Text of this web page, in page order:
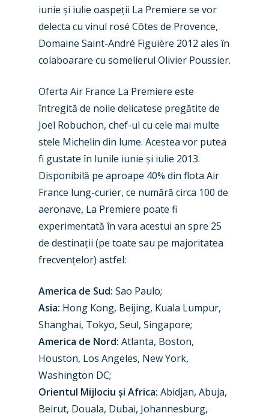
iunie și iulie oaspeții La Premiere se vor
delecta cu vinul rosé Côtes de Provence,
Domaine Saint-André Figuière 2012 ales în
colaboarare cu somelierul Olivier Poussier.
Oferta Air France La Premiere este
întregită de noile delicatese pregătite de
Joel Robuchon, chef-ul cu cele mai multe
stele Michelin din lume. Acestea vor putea
fi gustate în lunile iunie și iulie 2013.
Disponibilă pe aproape 40% din flota Air
France lung-curier, ce numără circa 100 de
aeronave, La Premiere poate fi
experimentată în vara acestui an spre 25
de destinații (pe toate sau pe majoritatea
frecvențelor) astfel:
America de Sud: Sao Paulo;
Asia: Hong Kong, Beijing, Kuala Lumpur,
Shanghai, Tokyo, Seul, Singapore;
America de Nord: Atlanta, Boston,
Houston, Los Angeles, New York,
Washington DC;
Orientul Mijlociu și Africa: Abidjan, Abuja,
Beirut, Douala, Dubai, Johannesburg,
New Routes
Industry
Accidents / Incidents
Airshows
Farnborough 2024
Paris 2023
Farnborough 2022
Paris 2019
Trip Reports
Marketplace
Jobs
Contact